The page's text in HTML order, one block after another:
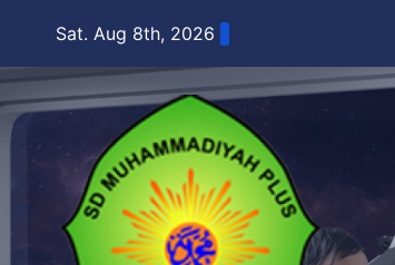
content
Sat. Aug 8th, 2026